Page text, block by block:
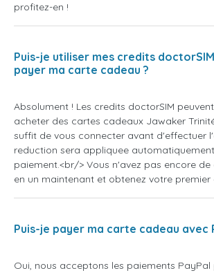
profitez-en !
Puis-je utiliser mes credits
payer ma carte cadeau ?
Absolument ! Les credits doctorSIM
acheter des cartes cadeaux Jawaker
suffit de vous connecter avant d'effectuer
reduction sera appliquee
paiement.<br/> Vous n'avez pas encore
en un maintenant et obtenez votre
Puis-je payer ma carte cadeau avec
Oui, nous acceptons les paiements